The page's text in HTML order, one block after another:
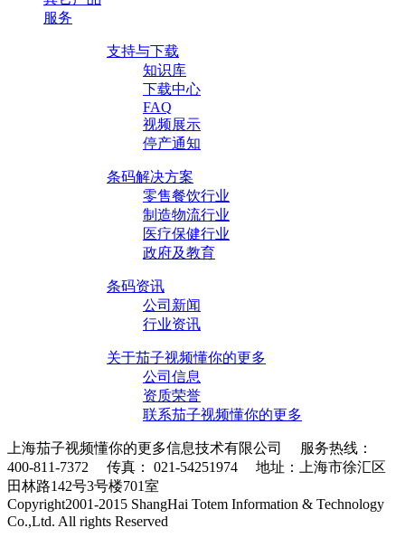
服务
支持与下载
知识库
下载中心
FAQ
视频展示
停产通知
条码解决方案
零售餐饮行业
制造物流行业
医疗保健行业
政府及教育
条码资讯
公司新闻
行业资讯
关于茄子视频懂你的更多
公司信息
资质荣誉
联系茄子视频懂你的更多
上海茄子视频懂你的更多信息技术有限公司 服务热线：
400-811-7372 传真： 021-54251974 地址：上海市徐汇区
田林路142号3号楼701室
Copyright2001-2015 ShangHai Totem Information & Technology
Co.,Ltd. All rights Reserved